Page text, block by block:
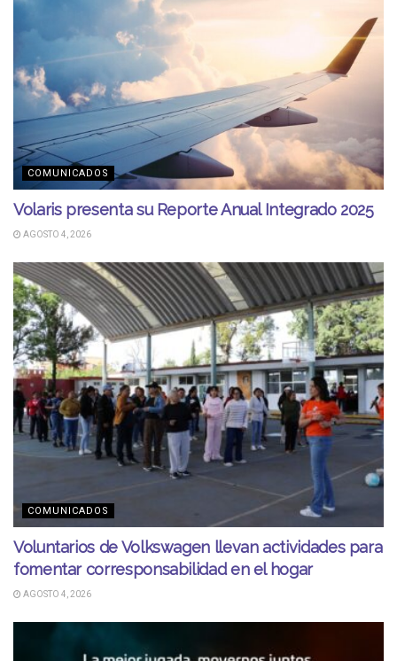
COMUNICADOS
Volaris presenta su Reporte Anual Integrado 2025
AGOSTO 4, 2026
COMUNICADOS
Voluntarios de Volkswagen llevan actividades para
fomentar corresponsabilidad en el hogar
AGOSTO 4, 2026